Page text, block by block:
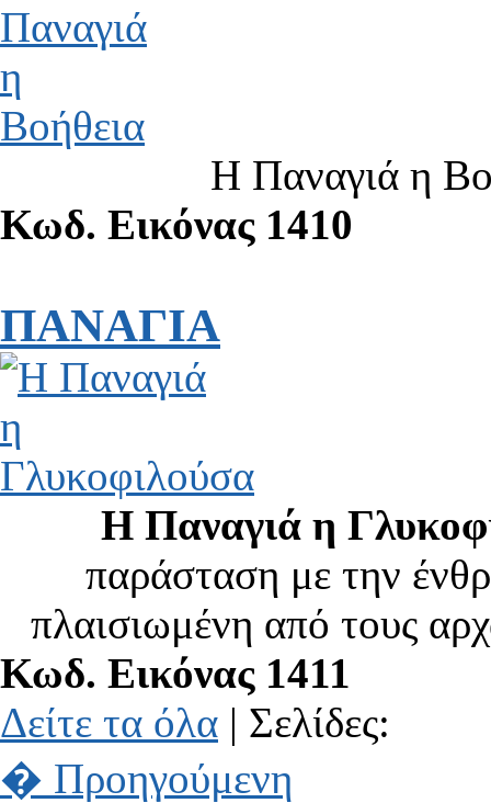
Η Παναγιά η
Κωδ. Εικόνας 1410
ΠΑΝΑΓΙΑ
Η Παναγιά η
παράσταση με την
πλαισιωμένη από τους
Κωδ. Εικόνας 1411
Δείτε τα όλα | Σελίδες:
� Προηγούμενη